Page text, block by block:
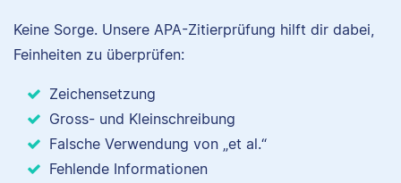
Keine Sorge. Unsere APA-Zitierprüfung hilft dir dabei,
Feinheiten zu überprüfen:
Zeichensetzung
Gross- und Kleinschreibung
Falsche Verwendung von „et al.“
Fehlende Informationen